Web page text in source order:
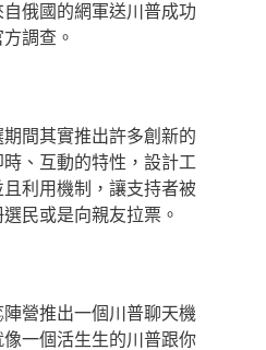
俄國的網軍送川普成功
調查。
間其實推出許多創新的
、互動的特性，設計工
利用機制，讓支持者被
民或是向親友拉票。
營推出一個川普聊天機
一個活生生的川普跟你